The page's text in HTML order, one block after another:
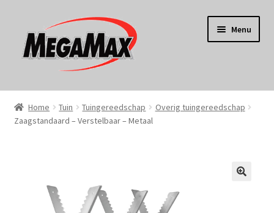
door
naar
naar
de
Menu
Home
KERST
Home Tuin Tuingereedschap
Overig tuingereedschap
Zaagstandaard – Verstelbaar – Metaal